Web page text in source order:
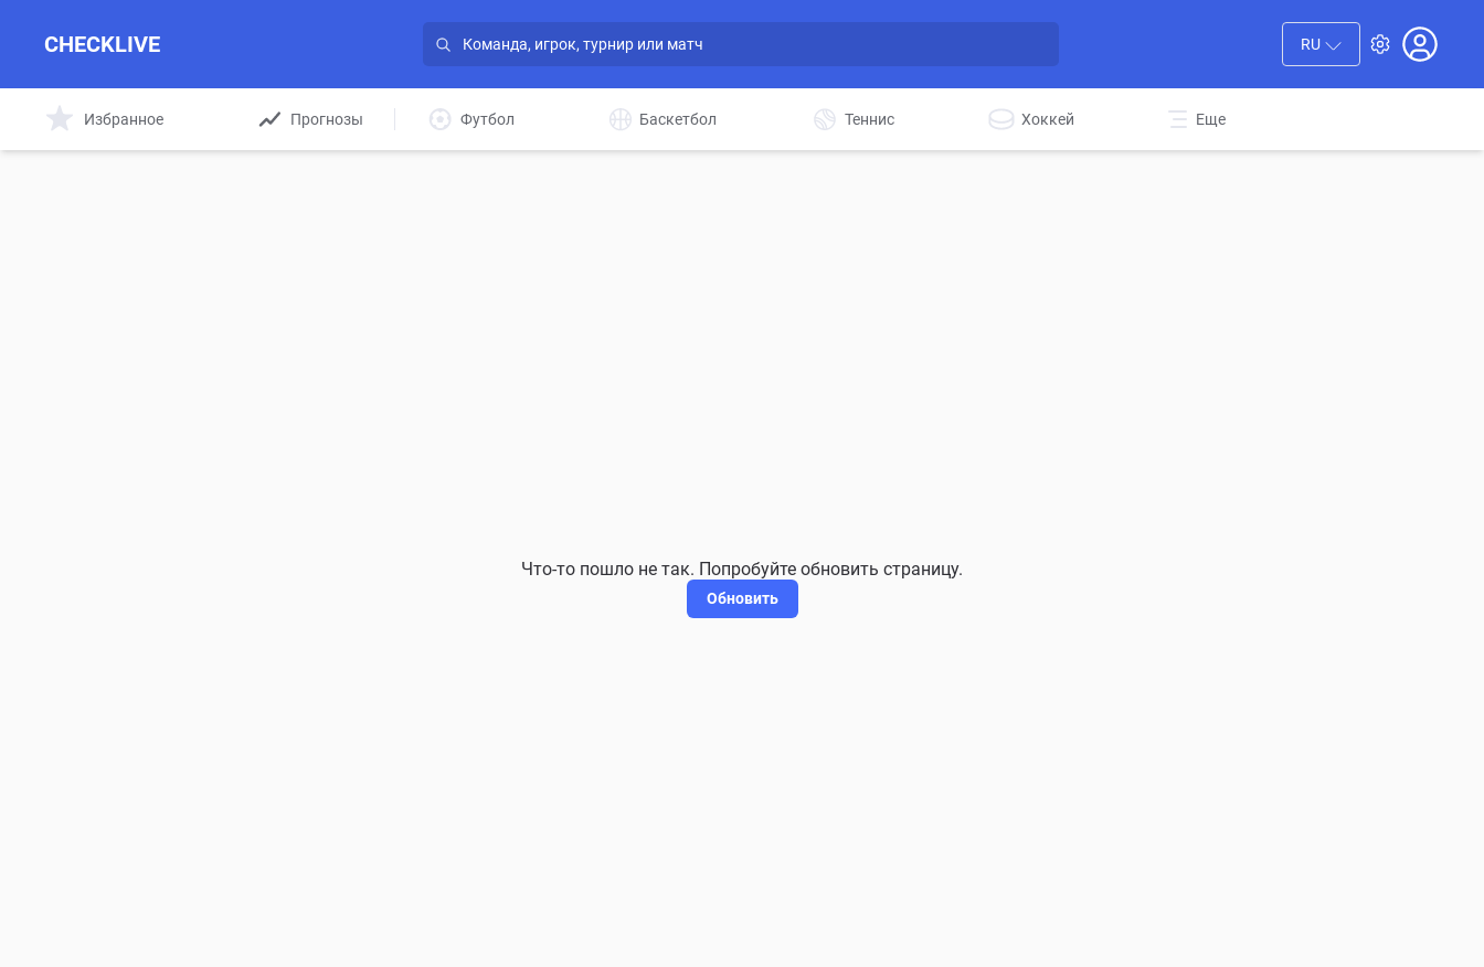
CHECKLIVE RU
Избранное Прогнозы Футбол Баскетбол Теннис Хоккей Еще
Что-то пошло не так. Попробуйте обновить страницу.
Обновить